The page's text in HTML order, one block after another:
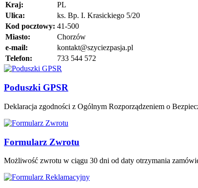
Kraj:
PL
Ulica:
ks. Bp. I. Krasickiego 5/20
Kod pocztowy: 41-500
Miasto:
Chorzów
e-mail:
kontakt@szyciezpasja.pl
Telefon:
733 544 572
Poduszki GPSR
Deklaracja zgodności z Ogólnym Rozporządzeniem o
Formularz Zwrotu
Możliwość zwrotu w ciągu 30 dni od daty otrzymania